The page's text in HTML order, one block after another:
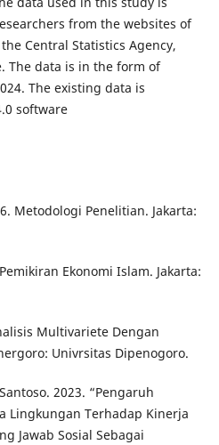
from the websites of
Central Statistics Agency,
The data is in the form of
The existing data is
software
Metodologi Penelitian. Jakarta:
Ekonomi Islam. Jakarta:
Multivariete Dengan
Univrsitas Dipenogoro.
2023. “Pengaruh
Lingkungan Terhadap Kinerja
Jawab Sosial Sebagai